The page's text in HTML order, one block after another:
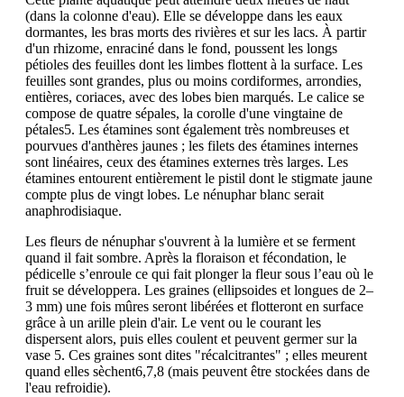
(dans la colonne d'eau). Elle se développe dans les eaux
dormantes, les bras morts des rivières et sur les lacs. À partir
d'un rhizome, enraciné dans le fond, poussent les longs
pétioles des feuilles dont les limbes flottent à la surface. Les
feuilles sont grandes, plus ou moins cordiformes, arrondies,
entières, coriaces, avec des lobes bien marqués. Le calice se
compose de quatre sépales, la corolle d'une vingtaine de
pétales5. Les étamines sont également très nombreuses et
pourvues d'anthères jaunes ; les filets des étamines internes
sont linéaires, ceux des étamines externes très larges. Les
étamines entourent entièrement le pistil dont le stigmate jaune
compte plus de vingt lobes. Le nénuphar blanc serait
anaphrodisiaque.
Les fleurs de nénuphar s'ouvrent à la lumière et se ferment
quand il fait sombre. Après la floraison et fécondation, le
pédicelle s’enroule ce qui fait plonger la fleur sous l’eau où le
fruit se développera. Les graines (ellipsoides et longues de 2–
3 mm) une fois mûres seront libérées et flotteront en surface
grâce à un arille plein d'air. Le vent ou le courant les
dispersent alors, puis elles coulent et peuvent germer sur la
vase 5. Ces graines sont dites "récalcitrantes" ; elles meurent
quand elles sèchent6,7,8 (mais peuvent être stockées dans de
l'eau refroidie).